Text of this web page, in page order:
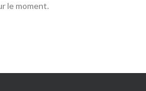
le moment.